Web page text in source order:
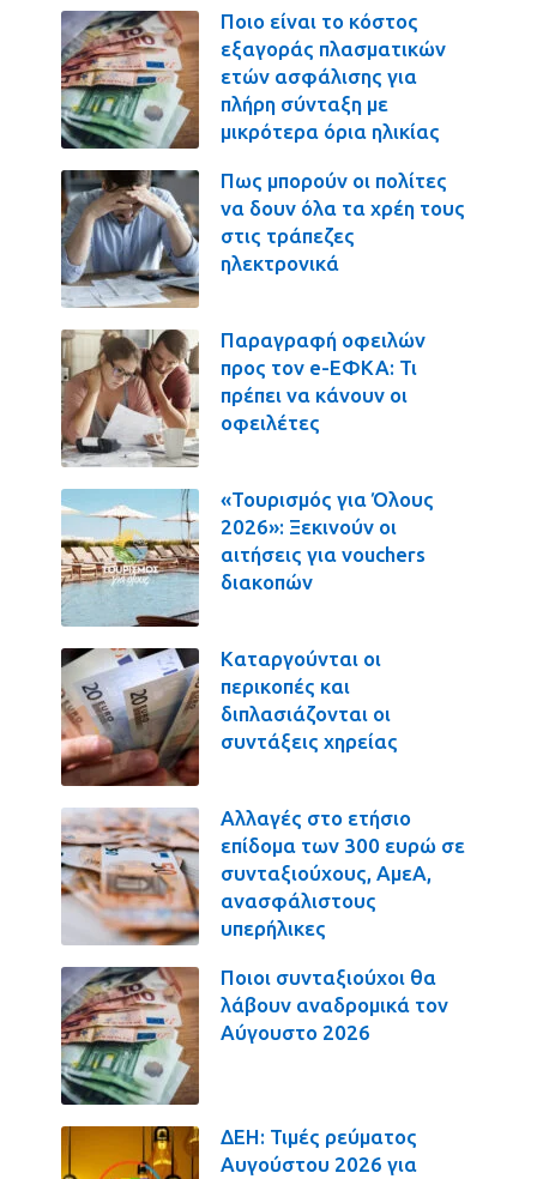
Ποιο είναι το κόστος
εξαγοράς πλασματικών
ετών ασφάλισης για
πλήρη σύνταξη με
μικρότερα όρια ηλικίας
Πως μπορούν οι πολίτες
να δουν όλα τα χρέη τους
στις τράπεζες
ηλεκτρονικά
Παραγραφή οφειλών
προς τον e-ΕΦΚΑ: Τι
πρέπει να κάνουν οι
οφειλέτες
«Τουρισμός για Όλους
2026»: Ξεκινούν οι
αιτήσεις για vouchers
διακοπών
Καταργούνται οι
περικοπές και
διπλασιάζονται οι
συντάξεις χηρείας
Αλλαγές στο ετήσιο
επίδομα των 300 ευρώ σε
συνταξιούχους, ΑμεΑ,
ανασφάλιστους
υπερήλικες
Ποιοι συνταξιούχοι θα
λάβουν αναδρομικά τον
Αύγουστο 2026
ΔΕΗ: Τιμές ρεύματος
Αυγούστου 2026 για